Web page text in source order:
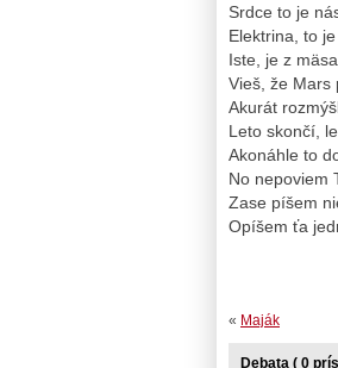
Srdce to je
Elektrina, to
Iste, je z mäsa
Vieš, že Mars
Akurát
Leto skončí,
Akonáhle to
No nepoviem
Zase píšem
Opíšem ťa
« Maják
Debata ( 0